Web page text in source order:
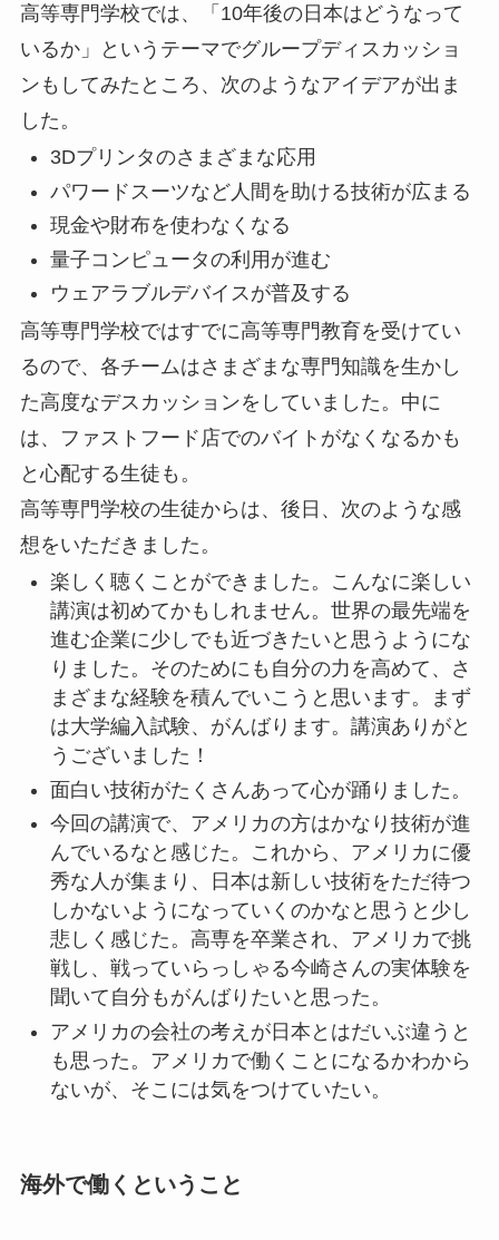
高等専門学校では、「10年後の日本はどうなって
いるか」というテーマでグループディスカッショ
ンもしてみたところ、次のようなアイデアが出ま
した。
3Dプリンタのさまざまな応用
パワードスーツなど人間を助ける技術が広まる
現金や財布を使わなくなる
量子コンピュータの利用が進む
ウェアラブルデバイスが普及する
高等専門学校ではすでに高等専門教育を受けてい
るので、各チームはさまざまな専門知識を生かし
た高度なデスカッションをしていました。中に
は、ファストフード店でのバイトがなくなるかも
と心配する生徒も。
高等専門学校の生徒からは、後日、次のような感
想をいただきました。
楽しく聴くことができました。こんなに楽しい
講演は初めてかもしれません。世界の最先端を
進む企業に少しでも近づきたいと思うようにな
りました。そのためにも自分の力を高めて、さ
まざまな経験を積んでいこうと思います。まず
は大学編入試験、がんばります。講演ありがと
うございました！
面白い技術がたくさんあって心が踊りました。
今回の講演で、アメリカの方はかなり技術が進
んでいるなと感じた。これから、アメリカに優
秀な人が集まり、日本は新しい技術をただ待つ
しかないようになっていくのかなと思うと少し
悲しく感じた。高専を卒業され、アメリカで挑
戦し、戦っていらっしゃる今崎さんの実体験を
聞いて自分もがんばりたいと思った。
アメリカの会社の考えが日本とはだいぶ違うと
も思った。アメリカで働くことになるかわから
ないが、そこには気をつけていたい。
海外で働くということ